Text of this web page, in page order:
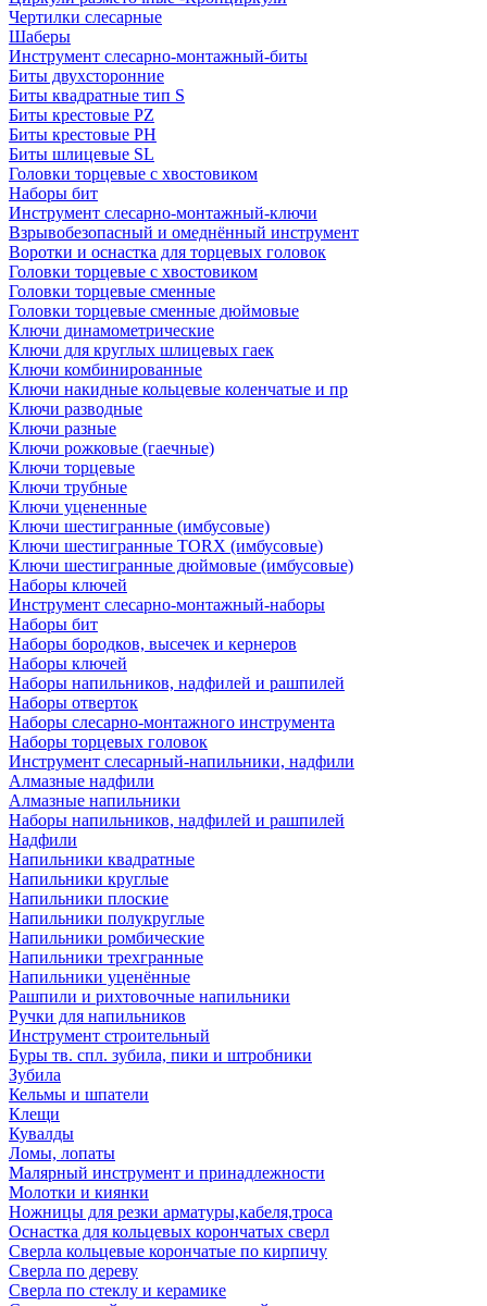
Чертилки слесарные
Шаберы
Инструмент слесарно-монтажный-биты
Биты двухсторонние
Биты квадратные тип S
Биты крестовые РZ
Биты крестовые РН
Биты шлицевые SL
Головки торцевые с хвостовиком
Наборы бит
Инструмент слесарно-монтажный-ключи
Взрывобезопасный и омеднённый инструмент
Воротки и оснаcтка для торцевых головок
Головки торцевые с хвостовиком
Головки торцевые сменные
Головки торцевые сменные дюймовые
Ключи динамометрические
Ключи для круглых шлицевых гаек
Ключи комбинированные
Ключи накидные кольцевые коленчатые и пр
Ключи разводные
Ключи разные
Ключи рожковые (гаечные)
Ключи торцевые
Ключи трубные
Ключи уцененные
Ключи шестигранные (имбусовые)
Ключи шестигранные TORX (имбусовые)
Ключи шестигранные дюймовые (имбусовые)
Наборы ключей
Инструмент слесарно-монтажный-наборы
Наборы бит
Наборы бородков, высечек и кернеров
Наборы ключей
Наборы напильников, надфилей и рашпилей
Наборы отверток
Наборы слесарно-монтажного инструмента
Наборы торцевых головок
Инструмент слесарный-напильники, надфили
Алмазные надфили
Алмазные напильники
Наборы напильников, надфилей и рашпилей
Надфили
Напильники квадратные
Напильники круглые
Напильники плоские
Напильники полукруглые
Напильники ромбические
Напильники трехгранные
Напильники уценённые
Рашпили и рихтовочные напильники
Ручки для напильников
Инструмент строительный
Буры тв. спл. зубила, пики и штробники
Зубила
Кельмы и шпатели
Клещи
Кувалды
Ломы, лопаты
Малярный инструмент и принадлежности
Молотки и киянки
Ножницы для резки арматуры,кабеля,троса
Оснастка для кольцевых корончатых сверл
Сверла кольцевые корончатые по кирпичу
Сверла по дереву
Сверла по стеклу и керамике